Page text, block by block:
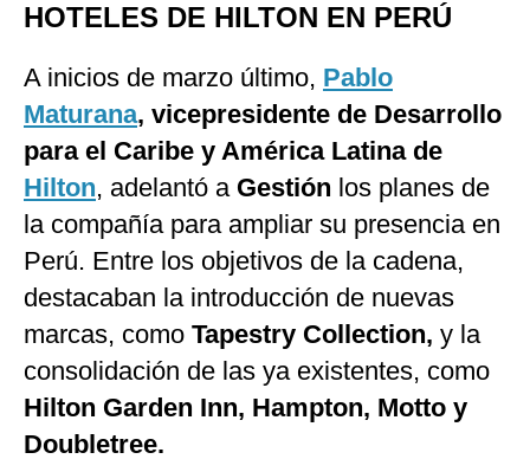
HOTELES DE HILTON EN PERÚ
A inicios de marzo último, Pablo
Maturana, vicepresidente de Desarrollo
para el Caribe y América Latina de
Hilton, adelantó a Gestión los planes de
la compañía para ampliar su presencia en
Perú. Entre los objetivos de la cadena,
destacaban la introducción de nuevas
marcas, como Tapestry Collection, y la
consolidación de las ya existentes, como
Hilton Garden Inn, Hampton, Motto y
Doubletree.